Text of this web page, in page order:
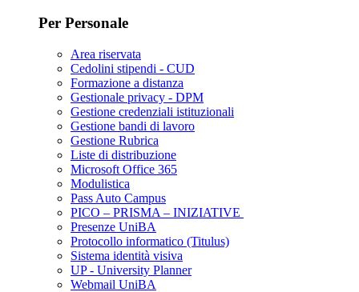
Per Personale
Area riservata
Cedolini stipendi - CUD
Formazione a distanza
Gestionale privacy - DPM
Gestione credenziali istituzionali
Gestione bandi di lavoro
Gestione Rubrica
Liste di distribuzione
Microsoft Office 365
Modulistica
Pass Auto Campus
PICO – PRISMA – INIZIATIVE
Presenze UniBA
Protocollo informatico (Titulus)
Sistema identità visiva
UP - University Planner
Webmail UniBA